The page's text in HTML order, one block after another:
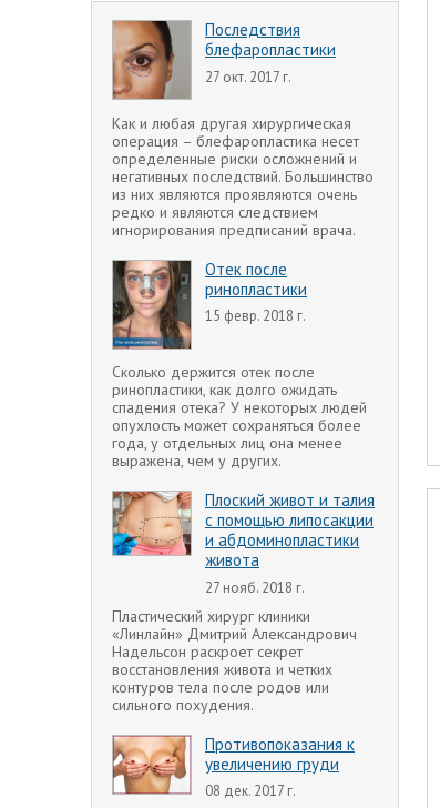
Последствия
блефаропластики
27 окт. 2017 г.
Как и любая другая хирургическая
операция – блефаропластика несет
определенные риски осложнений и
негативных последствий. Большинство
из них являются проявляются очень
редко и являются следствием
игнорирования предписаний врача.
Отек после
ринопластики
15 февр. 2018 г.
Сколько держится отек после
ринопластики, как долго ожидать
спадения отека? У некоторых людей
опухлость может сохраняться более
года, у отдельных лиц она менее
выражена, чем у других.
Плоский живот и талия
с помощью липосакции
и абдоминопластики
живота
27 нояб. 2018 г.
Пластический хирург клиники
«Линлайн» Дмитрий Александрович
Надельсон раскроет секрет
восстановления живота и четких
контуров тела после родов или
сильного похудения.
Противопоказания к
увеличению груди
08 дек. 2017 г.